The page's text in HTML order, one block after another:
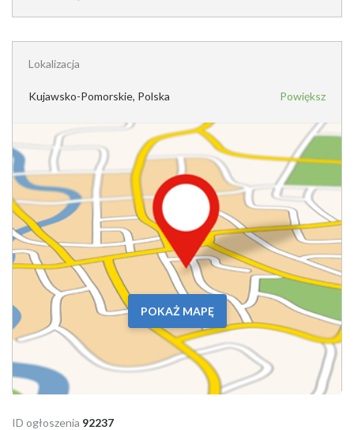
Lokalizacja
Kujawsko-Pomorskie, Polska Powiększ
POKAŻ MAPĘ
ID ogłoszenia 92237